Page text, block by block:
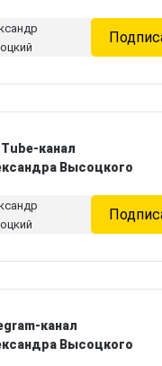
канал
Высоцкого
канал
Высоцкого